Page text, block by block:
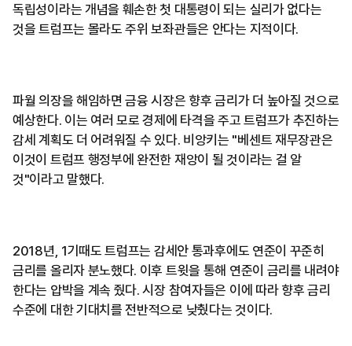
독립성이라는 개념을 훼손한 첫 대통령이 되는 실리가 없다는
것을 트럼프는 몰라도 주위 보좌관들은 안다는 지적이다.
파월 의장을 해임하면 금융 시장은 향후 금리가 더 높아질 것으로
예상한다. 이는 여러 모로 경제에 타격을 주고 트럼프가 추진하는
감세 계획도 더 어려워질 수 있다. 비앙키는 "베센트 재무장관은
이것이 트럼프 행정부에 완전한 재앙이 될 것이라는 걸 알
것"이라고 말했다.
2018년, 1기때도 트럼프는 감세안 통과후에도 연준이 꾸준히
금리를 올리자 분노했다. 이후 트윗을 통해 연준이 금리를 내려야
한다는 압박을 계속 줬다. 시장 참여자들은 이에 따라 향후 금리
수준에 대한 기대치를 전반적으로 낮췄다는 것이다.